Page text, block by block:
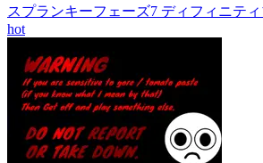
スプランキーフェーズ7 ディフィニテ
hot